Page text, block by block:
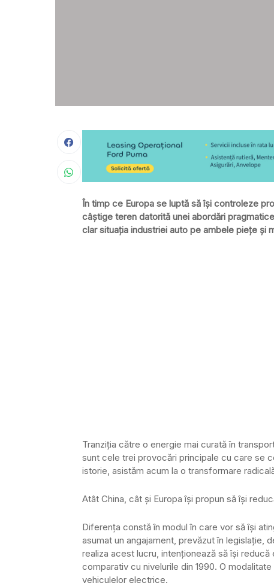
În timp ce Europa se luptă să își controleze
câștige teren datorită unei abordări
clar situația industriei auto pe ambele piețe și
Tranziția către o energie mai curată în
sunt cele trei provocări principale cu care se
istorie, asistăm acum la o transformare
Atât China, cât și Europa își propun să își
Diferența constă în modul în care vor să își
asumat un angajament, prevăzut în legislație,
realiza acest lucru, intenționează să își
comparativ cu nivelurile din 1990. O
vehiculelor electrice.